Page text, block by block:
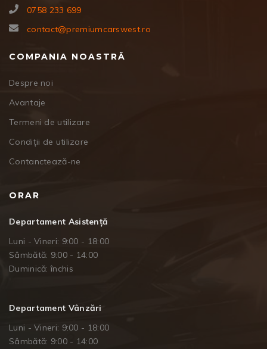
0758 233 699
contact@premiumcarswest.ro
COMPANIA NOASTRĂ
Despre noi
Avantaje
Termeni de utilizare
Condiții de utilizare
Contanctează-ne
ORAR
Departament Asistență
Luni - Vineri: 9:00 - 18:00
Sâmbătă: 9:00 - 14:00
Duminică: închis
Departament Vânzări
Luni - Vineri: 9:00 - 18:00
Sâmbătă: 9:00 - 14:00